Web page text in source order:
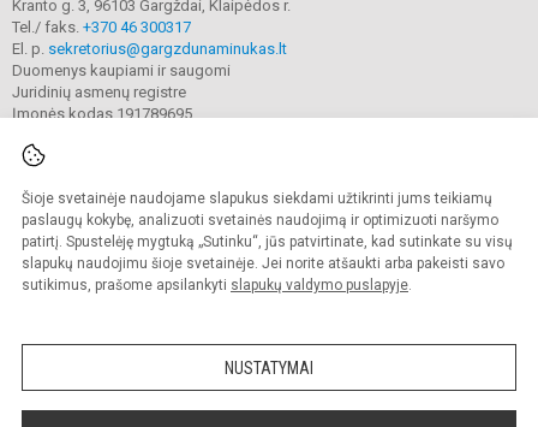
Šioje svetainėje naudojame slapukus siekdami užtikrinti jums teikiamų
paslaugų kokybę, analizuoti svetainės naudojimą ir optimizuoti naršymo
patirtį. Spustelėję mygtuką „Sutinku“, jūs patvirtinate, kad sutinkate su visų
slapukų naudojimu šioje svetainėje. Jei norite atšaukti arba pakeisti savo
sutikimus, prašome apsilankyti slapukų valdymo puslapyje.
NUSTATYMAI
Kranto g. 3, 96103 Gargždai, Klaipėdos r.
Tel./ faks. +370 46 300317
El. p. sekretorius@gargzdunaminukas.lt
Duomenys kaupiami ir saugomi
Juridinių asmenų registre
Įmonės kodas 191789695
© 2025. Gargždų lopšelio-darželio ,,Naminukas". Visos teisės saugomos.
Kopijuoti turinį be raštiško įstaigos administracijos sutikimo griežtai draudžiama.
Prieinamumo paraiška Slapukų valdymas
Sumanus būdas atnaujinti